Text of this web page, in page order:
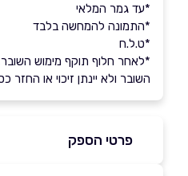
*עד גמר המלאי
*התמונה להמחשה בלבד
*ט.ל.ח
*לאחר חלוף תוקף מימוש
השובר ולא יינתן זיכוי או החזר
פרטי הספק